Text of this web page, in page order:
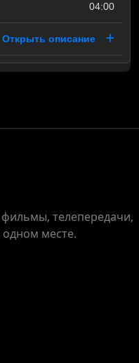
04:00
Открыть описание
телепередачи,
месте.